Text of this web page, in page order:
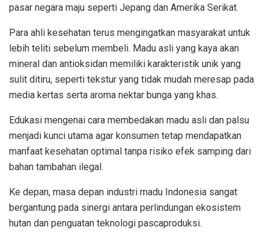
pasar negara maju seperti Jepang dan Amerika Serikat.
Para ahli kesehatan terus mengingatkan masyarakat untuk
lebih teliti sebelum membeli. Madu asli yang kaya akan
mineral dan antioksidan memiliki karakteristik unik yang
sulit ditiru, seperti tekstur yang tidak mudah meresap pada
media kertas serta aroma nektar bunga yang khas.
Edukasi mengenai cara membedakan madu asli dan palsu
menjadi kunci utama agar konsumen tetap mendapatkan
manfaat kesehatan optimal tanpa risiko efek samping dari
bahan tambahan ilegal.
Ke depan, masa depan industri madu Indonesia sangat
bergantung pada sinergi antara perlindungan ekosistem
hutan dan penguatan teknologi pascaproduksi.